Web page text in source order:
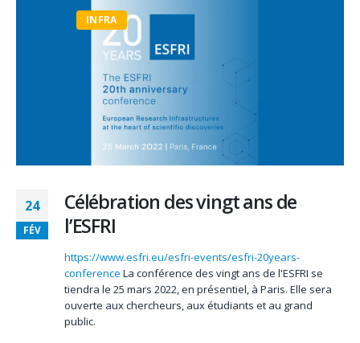
24
FÉV
Célébration des vingt ans de
l’ESFRI
https://www.esfri.eu/esfri-events/esfri-20years-
conference La conférence des vingt ans de l'ESFRI se
tiendra le 25 mars 2022, en présentiel, à Paris. Elle sera
ouverte aux chercheurs, aux étudiants et au grand
public.
INFRA